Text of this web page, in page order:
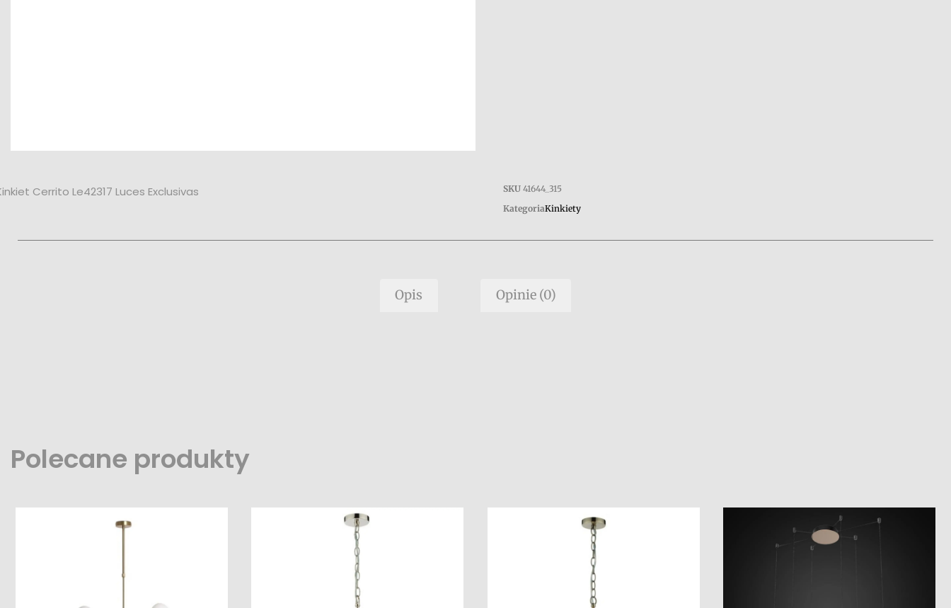
Cerrito Le42317 Luces Exclusivas SKU41644_315
KategoriaKinkiety
Opis Opinie (0)
Polecane produkty